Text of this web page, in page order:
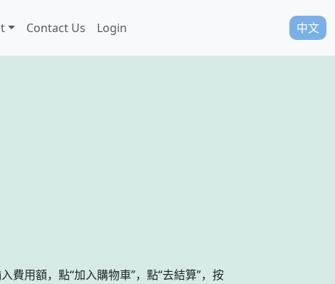
Contact Us Login 中文
用額，點“加入購物車”，點“去結算”，按